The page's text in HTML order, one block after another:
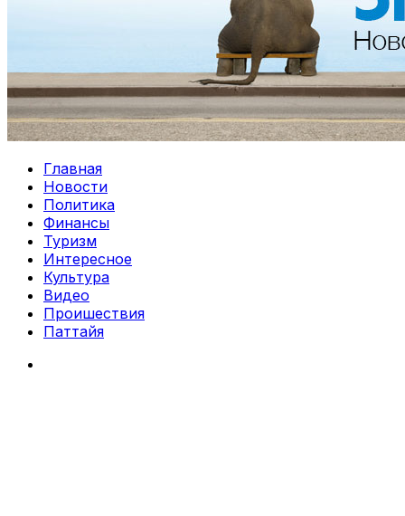
Главная
Новости
Политика
Финансы
Туризм
Интересное
Культура
Видео
Проишествия
Паттайя